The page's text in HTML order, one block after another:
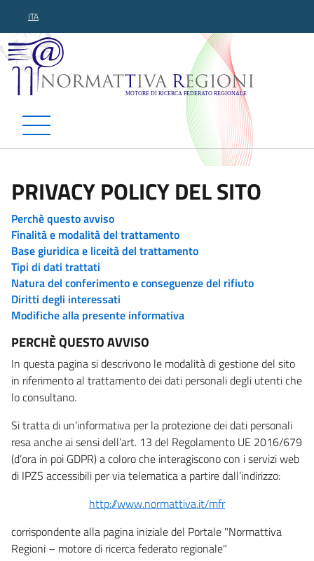
ITA
Normattiva Regioni -
PRIVACY POLICY DEL SITO
Perchè questo avviso
Finalità e modalità del trattamento
Base giuridica e liceità del trattamento
Tipi di dati trattati
Natura del conferimento e conseguenze del rifiuto
Diritti degli interessati
Modifiche alla presente informativa
PERCHÈ QUESTO AVVISO
In questa pagina si descrivono le modalità di gestione del sito
in riferimento al trattamento dei dati personali degli utenti che
lo consultano.
Si tratta di un’informativa per la protezione dei dati personali
resa anche ai sensi dell’art. 13 del Regolamento UE 2016/679
(d’ora in poi GDPR) a coloro che interagiscono con i servizi web
di IPZS accessibili per via telematica a partire dall’indirizzo:
http://www.normattiva.it/mfr
corrispondente alla pagina iniziale del Portale "Normattiva
Regioni – motore di ricerca federato regionale"